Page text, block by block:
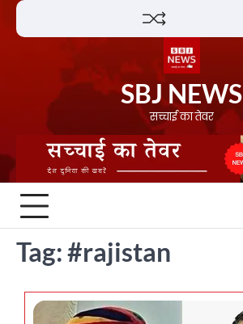
Skip
SBJ NEWS
सच्चाई का तेवर
Tag:#rajistan